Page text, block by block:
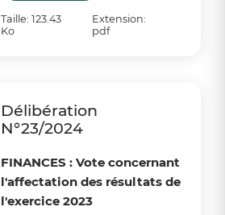
Taille: 123.43
Ko
Extension:
pdf
Délibération
N°23/2024
FINANCES : Vote concernant
l'affectation des résultats de
l'exercice 2023